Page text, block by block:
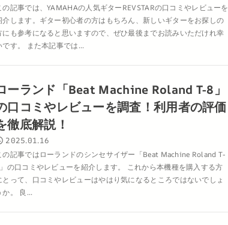
の記事では、YAMAHAの人気ギターREVSTARの口コミやレビューを
介します。ギター初心者の方はもちろん、新しいギターをお探しの
にも参考になると思いますので、ぜひ最後までお読みいただけれ幸
です。 また本記事では...
ーランド「Beat Machine Roland T-8」
口コミやレビューを調査！利用者の評価
徹底解説！
2025.01.16
の記事ではローランドのシンセサイザー「Beat Machine Roland T-
の口コミやレビューを紹介します。 これから本機種を購入する方
とって、口コミやレビューはやはり気になるところではないでしょ
か。 良...